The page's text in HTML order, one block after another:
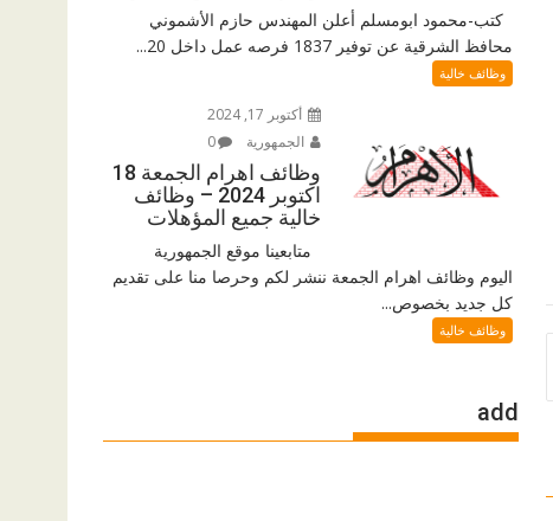
كتب-محمود ابومسلم أعلن المهندس حازم الأشموني
محافظ الشرقية عن توفير 1837 فرصه عمل داخل 20...
وظائف خالية
أكتوبر 17, 2024
الجمهورية
0
وظائف اهرام الجمعة 18
اكتوبر 2024 – وظائف
خالية جميع المؤهلات
متابعينا موقع الجمهورية
اليوم وظائف اهرام الجمعة ننشر لكم وحرصا منا على تقديم
كل جديد بخصوص...
وظائف خالية
add